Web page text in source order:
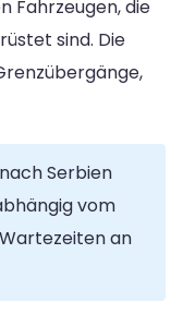
Fahrzeugen, die
sind. Die
Serbien
vom
an